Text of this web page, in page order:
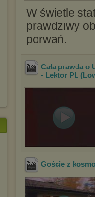
W świetle
prawdziwy
porwań.
Cała prawda o
- Lektor PL
Goście z